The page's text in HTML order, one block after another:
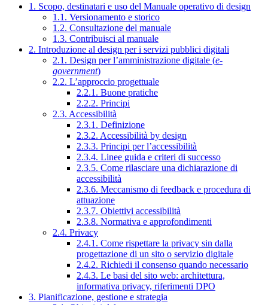
1. Scopo, destinatari e uso del Manuale operativo di design
1.1. Versionamento e storico
1.2. Consultazione del manuale
1.3. Contribuisci al manuale
2. Introduzione al design per i servizi pubblici digitali
2.1. Design per l’amministrazione digitale (e-
government)
2.2. L’approccio progettuale
2.2.1. Buone pratiche
2.2.2. Principi
2.3. Accessibilità
2.3.1. Definizione
2.3.2. Accessibilità by design
2.3.3. Principi per l’accessibilità
2.3.4. Linee guida e criteri di successo
2.3.5. Come rilasciare una dichiarazione di
accessibilità
2.3.6. Meccanismo di feedback e procedura di
attuazione
2.3.7. Obiettivi accessibilità
2.3.8. Normativa e approfondimenti
2.4. Privacy
2.4.1. Come rispettare la privacy sin dalla
progettazione di un sito o servizio digitale
2.4.2. Richiedi il consenso quando necessario
2.4.3. Le basi del sito web: architettura,
informativa privacy, riferimenti DPO
3. Pianificazione, gestione e strategia